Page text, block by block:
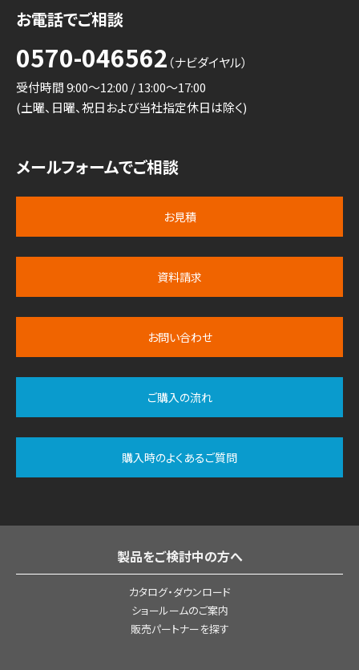
お電話でご相談
0570-046562 （ナビダイヤル）
受付時間 9:00～12:00 / 13:00～17:00
(土曜、日曜、祝日および当社指定休日は除く)
メールフォームでご相談
お見積
資料請求
お問い合わせ
ご購入の流れ
購入時のよくあるご質問
製品をご検討中の方へ
カタログ・ダウンロード
ショールームのご案内
販売パートナーを探す